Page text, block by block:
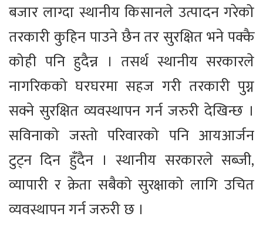
बजार लाग्दा स्थानीय किसानले उत्पादन गरेको
तरकारी कुहिन पाउने छैन तर सुरक्षित भने पक्कै
कोही पनि हुदैन्न । तसर्थ स्थानीय सरकारले
नागरिकको घरघरमा सहज गरी तरकारी पुग्न
सक्ने सुरक्षित व्यवस्थापन गर्न जरुरी देखिन्छ ।
सविनाको जस्तो परिवारको पनि आयआर्जन
टुट्न दिन हुँदैन । स्थानीय सरकारले सब्जी,
व्यापारी र क्रेता सबैको सुरक्षाको लागि उचित
व्यवस्थापन गर्न जरुरी छ ।